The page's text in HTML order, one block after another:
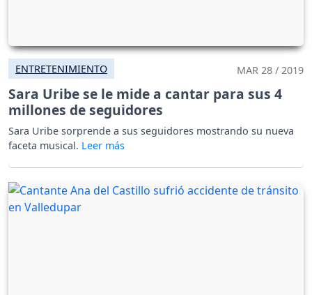
ENTRETENIMIENTO MAR 28 / 2019
Sara Uribe se le mide a cantar para sus 4
millones de seguidores
Sara Uribe sorprende a sus seguidores mostrando su nueva
faceta musical.